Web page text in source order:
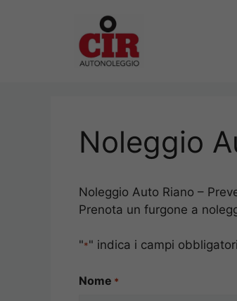
Noleggio
Noleggio Auto Riano –
Prenota un furgone a
"*" indica i campi obbligatori
Nome *